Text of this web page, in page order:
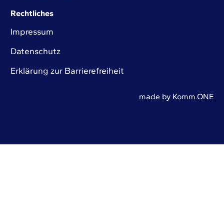
Rechtliches
Impressum
Datenschutz
Erklärung zur Barrierefreiheit
made by Komm.ONE